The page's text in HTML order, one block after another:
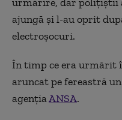
ajungă și l-au oprit
electroșocuri.
În timp ce era urmărit
aruncat pe fereastră
agențiaANSA.